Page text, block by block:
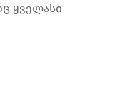
ყველასი